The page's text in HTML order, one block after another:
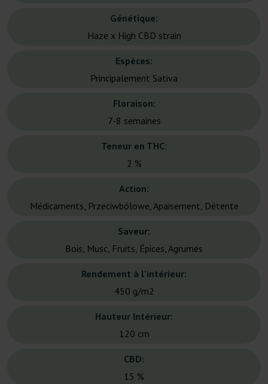
Génétique:
Haze x High CBD strain
Espèces:
Principalement Sativa
Floraison:
7-8 semaines
Teneur en THC:
2 %
Action:
Médicaments, Przeciwbólowe, Apaisement, Détente
Saveur:
Bois, Musc, Fruits, Épices, Agrumes
Rendement à l'intérieur:
450 g/m2
Hauteur Intérieur:
120 cm
CBD:
15 %